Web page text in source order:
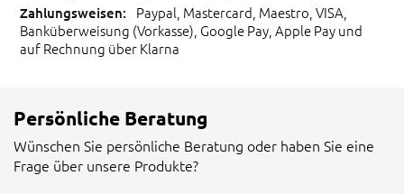
Paypal, Mastercard, Maestro, VISA,
Banküberweisung (Vorkasse), Google Pay, Apple Pay und
auf Rechnung über Klarna
Persönliche Beratung
Wünschen Sie persönliche Beratung oder haben Sie eine
Frage über unsere Produkte?